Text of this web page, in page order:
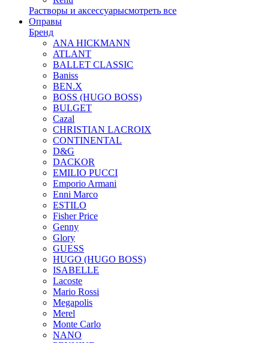
Растворы и аксессуарысмотреть все
Оправы
Бренд
ANA HICKMANN
ATLANT
BALLET CLASSIC
Baniss
BEN.X
BOSS (HUGO BOSS)
BULGET
Cazal
CHRISTIAN LACROIX
CONTINENTAL
D&G
DACKOR
EMILIO PUCCI
Emporio Armani
Enni Marco
ESTILO
Fisher Price
Genny
Glory
GUESS
HUGO (HUGO BOSS)
ISABELLE
Lacoste
Mario Rossi
Megapolis
Merel
Monte Carlo
NANO